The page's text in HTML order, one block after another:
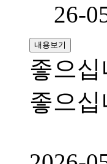
26-
내용보기
좋으
좋으